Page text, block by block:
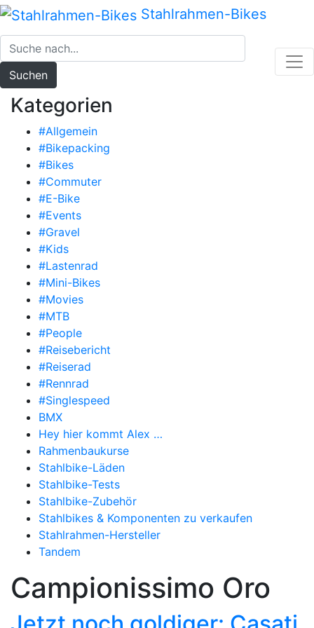
Zum
Inhalt
springen
Stahlrahmen-Bikes
Suchen
Kategorien
#Allgemein
#Bikepacking
#Bikes
#Commuter
#E-Bike
#Events
#Gravel
#Kids
#Lastenrad
#Mini-Bikes
#Movies
#MTB
#People
#Reisebericht
#Reiserad
#Rennrad
#Singlespeed
BMX
Hey hier kommt Alex …
Rahmenbaukurse
Stahlbike-Läden
Stahlbike-Tests
Stahlbike-Zubehör
Stahlbikes & Komponenten zu verkaufen
Stahlrahmen-Hersteller
Tandem
Campionissimo Oro